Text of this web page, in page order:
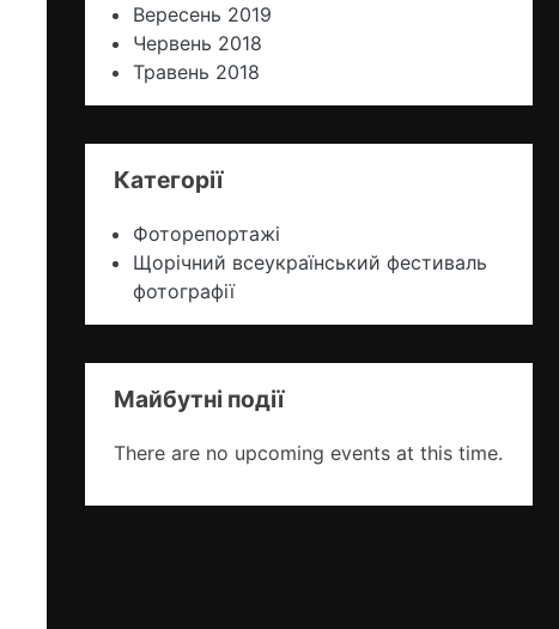
Вересень 2019
Червень 2018
Травень 2018
Категорії
Фоторепортажі
Щорічний всеукраїнський фестиваль
фотографії
Майбутні події
There are no upcoming events at this time.